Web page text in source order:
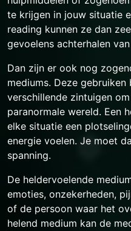
te krijgen in jouw situatie
reading kunnen ze dan
gevoelens achterhalen
Dan zijn er ook nog
mediums. Deze
verschillende zintuigen
paranormale wereld. Een
elke situatie een
energie voelen. Je moet
spanning.
De heldervoelende
emoties, onzekerheden,
of de persoon waar het
helend medium kan de